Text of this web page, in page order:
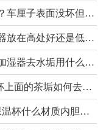
没坏但有酒味怎么办？
高处好还是低处好？
水垢用什么效果最好？
的茶垢如何去除？
么材质内胆最好？